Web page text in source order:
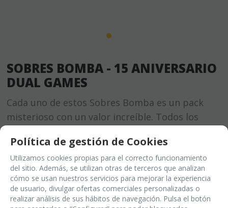
SOBRES BOMBA - 15 ANIVERSARIO
DUAL GAMES
Cada uno de estos Sobres Bomba es un pack
misterioso con un valor increíble. Todos los
¿QUÉ INCLUYE CADA SOBRE BOMBA SIN
EXCEPCIÓN?
- 1x Carta suelta de Magic: The Gathering.
Política de gestión de Cookies
Utilizamos cookies propias para el correcto funcionamiento
del sitio. Además, se utilizan otras de terceros que analizan
cómo se usan nuestros servicios para mejorar la experiencia
de usuario, divulgar ofertas comerciales personalizadas o
realizar análisis de sus hábitos de navegación. Pulsa el botón